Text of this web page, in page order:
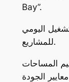
Bay”.
اليومي
للمشاريع.
المساحات
الجودة